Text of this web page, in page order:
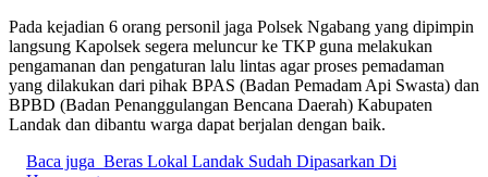
Pada kejadian 6 orang personil jaga Polsek Ngabang yang dipimpin
langsung Kapolsek segera meluncur ke TKP guna melakukan
pengamanan dan pengaturan lalu lintas agar proses pemadaman
yang dilakukan dari pihak BPAS (Badan Pemadam Api Swasta) dan
BPBD (Badan Penanggulangan Bencana Daerah) Kabupaten
Landak dan dibantu warga dapat berjalan dengan baik.
Baca juga Beras Lokal Landak Sudah Dipasarkan Di